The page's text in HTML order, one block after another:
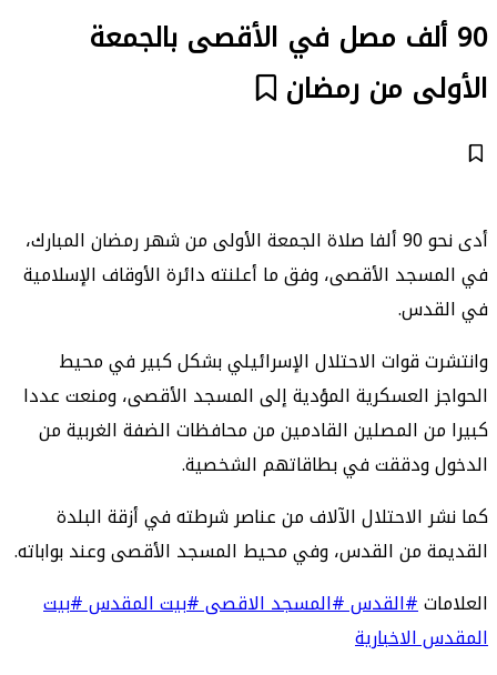
90 ألف مصل في الأقصى بالجمعة
الأولى من رمضان
أدى نحو 90 ألفا صلاة الجمعة الأولى من شهر رمضان المبارك،
في المسجد الأقصى، وفق ما أعلنته دائرة الأوقاف الإسلامية
في القدس.
وانتشرت قوات الاحتلال الإسرائيلي بشكل كبير في محيط
الحواجز العسكرية المؤدية إلى المسجد الأقصى، ومنعت عددا
كبيرا من المصلين القادمين من محافظات الضفة الغربية من
الدخول ودققت في بطاقاتهم الشخصية.
كما نشر الاحتلال الآلاف من عناصر شرطته في أزقة البلدة
القديمة من القدس، وفي محيط المسجد الأقصى وعند بواباته.
العلامات#القدس#المسجد الاقصى#بيت المقدس#بيت
المقدس الاخبارية